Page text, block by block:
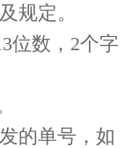
规定。
位数，2个字
的单号，如